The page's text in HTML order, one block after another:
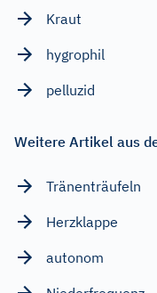
Kraut
hygrophil
pelluzid
Weitere Artikel aus
Tränenträufeln
Herzklappe
autonom